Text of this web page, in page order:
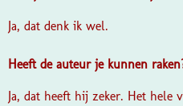
Ja, dat denk ik wel.
Heeft de auteur je kunnen
Ja, dat heeft hij zeker. Het hele